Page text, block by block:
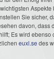
Sie sicher,
davon,
Es wird
euxl.se des